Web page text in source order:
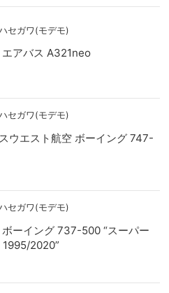
セガワ(モデモ)
アバス A321neo
セガワ(モデモ)
ウエスト航空 ボーイング 747-
セガワ(モデモ)
ーイング 737-500 “スーパー
1995/2020”